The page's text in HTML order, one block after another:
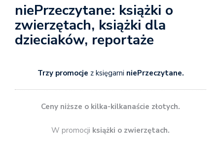
niePrzeczytane: książki o
zwierzętach, książki dla
dzieciaków, reportaże
Trzy promocje z księgarni niePrzeczytane.
Ceny niższe o kilka-kilkanaście złotych.
W promocji książki o zwierzętach.